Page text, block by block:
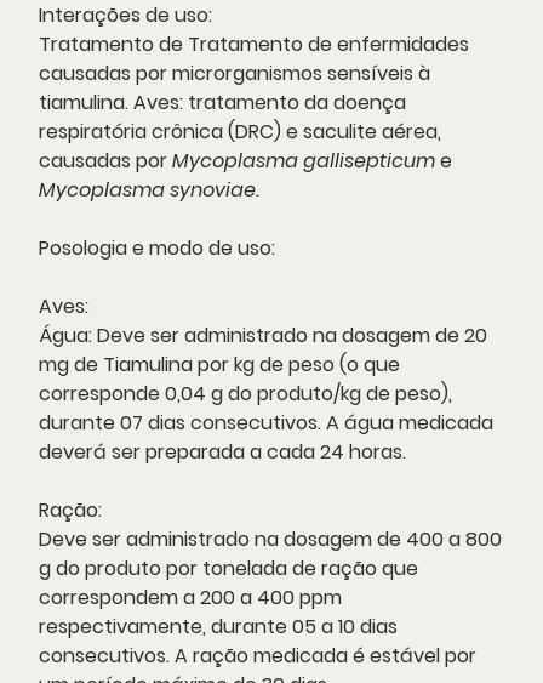
Interações de uso:
Tratamento de Tratamento de enfermidades
causadas por microrganismos sensíveis à
tiamulina. Aves: tratamento da doença
respiratória crônica (DRC) e saculite aérea,
causadas porMycoplasma gallisepticume
Mycoplasma synoviae.
Posologia e modo de uso:
Aves:
Água: Deve ser administrado na dosagem de 20
mg de Tiamulina por kg de peso (o que
corresponde 0,04 g do produto/kg de peso),
durante 07 dias consecutivos. A água medicada
deverá ser preparada a cada 24 horas.
Ração:
Deve ser administrado na dosagem de 400 a 800
g do produto por tonelada de ração que
correspondem a 200 a 400 ppm
respectivamente, durante 05 a 10 dias
consecutivos. A ração medicada é estável por